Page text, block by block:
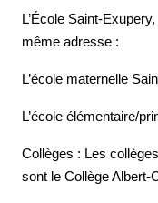
L’École Saint-
même adresse :
L’école maternelle
L’école élémentaire/
Collèges : Les
sont le Collège Albert-